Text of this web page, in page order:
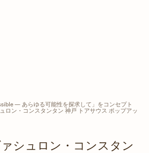
― あらゆる可能性を探求して」をコンセプト
ロン・コンスタンタン 神戸 トアサウス ポップアッ
シュロン・コンスタン